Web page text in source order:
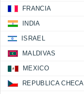
FRANCIA
INDIA
ISRAEL
MALDIVAS
MEXICO
REPUBLICA CHECA